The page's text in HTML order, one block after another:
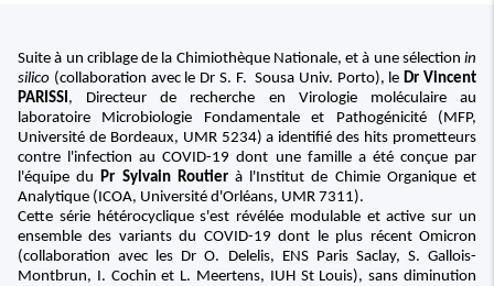
Suite à un criblage de la Chimiothèque Nationale, et à une sélection in
silico (collaboration avec le Dr S. F. Sousa Univ. Porto), le Dr Vincent
PARISSI , Directeur de recherche en Virologie moléculaire au
laboratoire Microbiologie Fondamentale et Pathogénicité (MFP,
Université de Bordeaux, UMR 5234) a identifié des hits prometteurs
contre l'infection au COVID-19 dont une famille a été conçue par
l'équipe du Pr Sylvain Routierà l'Institut de Chimie Organique et
Analytique (ICOA, Université d'Orléans, UMR 7311).
Cette série hétérocyclique s'est révélée modulable et active sur un
ensemble des variants du COVID-19 dont le plus récent Omicron
(collaboration avec les Dr O. Delelis, ENS Paris Saclay, S. Gallois-
Montbrun, I. Cochin et L. Meertens, IUH St Louis), sans diminution